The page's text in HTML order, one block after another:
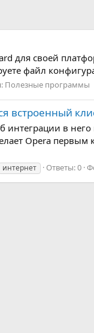
для своей
файл
Полезные программы
встроенный
в
Opera
интернет Ответы: 0